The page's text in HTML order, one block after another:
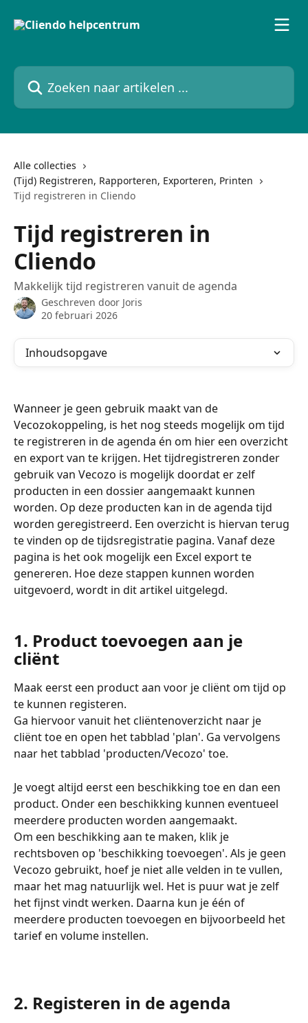
Zoeken naar artikelen ...
Alle collecties
(Tijd) Registreren, Rapporteren, Exporteren, Printen
Tijd registreren in Cliendo
Tijd registreren in
Cliendo
Makkelijk tijd registreren vanuit de agenda
Geschreven door Joris
20 februari 2026
Inhoudsopgave
Wanneer je geen gebruik maakt van de
Vecozokoppeling, is het nog steeds mogelijk om tijd
te registreren in de agenda én om hier een overzicht
en export van te krijgen. Het tijdregistreren zonder
gebruik van Vecozo is mogelijk doordat er zelf
producten in een dossier aangemaakt kunnen
worden. Op deze producten kan in de agenda tijd
worden geregistreerd. Een overzicht is hiervan terug
te vinden op de tijdsregistratie pagina. Vanaf deze
pagina is het ook mogelijk een Excel export te
genereren. Hoe deze stappen kunnen worden
uitgevoerd, wordt in dit artikel uitgelegd.
1. Product toevoegen aan je
cliënt
Maak eerst een product aan voor je cliënt om tijd op
te kunnen registeren.
Ga hiervoor vanuit het cliëntenoverzicht naar je
cliënt toe en open het tabblad 'plan'. Ga vervolgens
naar het tabblad 'producten/Vecozo' toe.
Je voegt altijd eerst een beschikking toe en dan een
product. Onder een beschikking kunnen eventueel
meerdere producten worden aangemaakt.
Om een beschikking aan te maken, klik je
rechtsboven op 'beschikking toevoegen'. Als je geen
Vecozo gebruikt, hoef je niet alle velden in te vullen,
maar het mag natuurlijk wel. Het is puur wat je zelf
het fijnst vindt werken. Daarna kun je één of
meerdere producten toevoegen en bijvoorbeeld het
tarief en volume instellen.
2. Registeren in de agenda